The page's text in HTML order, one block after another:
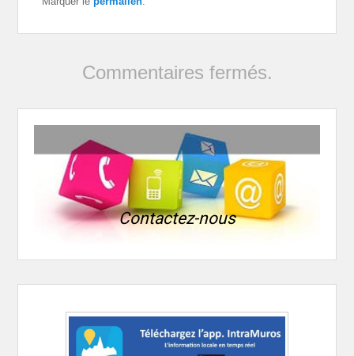
Commentaires fermés.
Contactez-nous